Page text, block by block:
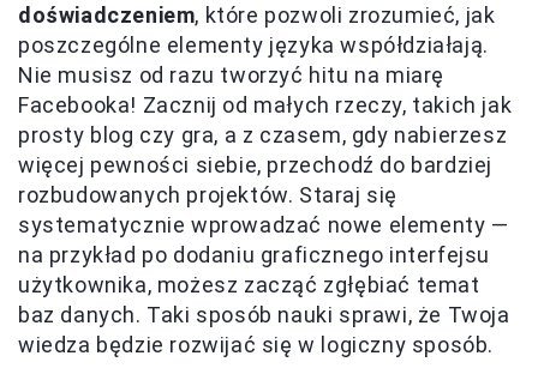
doświadczeniem, które pozwoli zrozumieć, jak
poszczególne elementy języka współdziałają.
Nie musisz od razu tworzyć hitu na miarę
Facebooka! Zacznij od małych rzeczy, takich jak
prosty blog czy gra, a z czasem, gdy nabierzesz
więcej pewności siebie, przechodź do bardziej
rozbudowanych projektów. Staraj się
systematycznie wprowadzać nowe elementy —
na przykład po dodaniu graficznego interfejsu
użytkownika, możesz zacząć zgłębiać temat
baz danych. Taki sposób nauki sprawi, że Twoja
wiedza będzie rozwijać się w logiczny sposób.